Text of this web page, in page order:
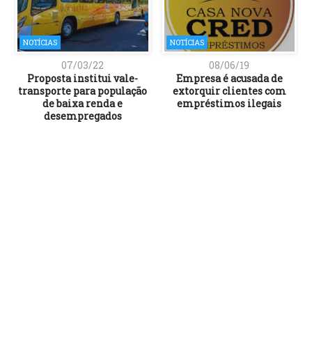
NOTÍCIAS
07/03/22
Proposta institui vale-
transporte para população
de baixa renda e
desempregados
NOTÍCIAS
08/06/19
Empresa é acusada de
extorquir clientes com
empréstimos ilegais